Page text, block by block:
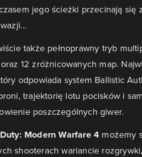
jego ścieżki przecinają się
także pełnoprawny tryb
12 zróżnicowanych map.
odpowiada system Ballistic
trajektorię lotu pocisków i
poszczególnych giwer.
Modern Warfare 4 możemy
shooterach wariancie